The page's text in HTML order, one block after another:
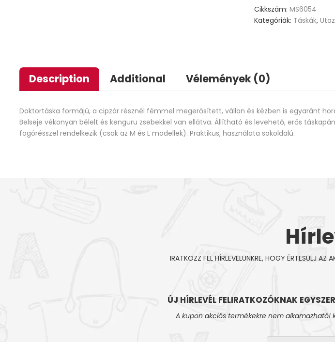
Cikkszám:MS6054
Kategóriák: Táskák,
Description Additional Vélemények (0)
Doktortáska formájú, a cipzár résznél fémmel megerősített, vállon és kézben is egyaránt
Belseje vékonyan bélelt és kenguru zsebekkel van ellátva. Állítható és levehető, erős
fogórésszel rendelkezik (csak az M és L modellek). Praktikus, használata sokoldalú.
IRATKOZZ FEL HÍRLEVELÜNKRE, HOGY ÉRTESÜLJ
ÚJ HÍRLEVÉL FELIRATKOZÓKNAK
A kupon akciós termékekre nem alkamazható!